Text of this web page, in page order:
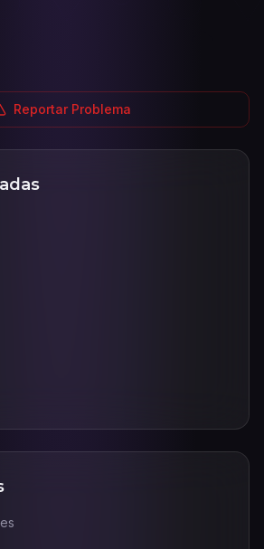
Reportar Problema